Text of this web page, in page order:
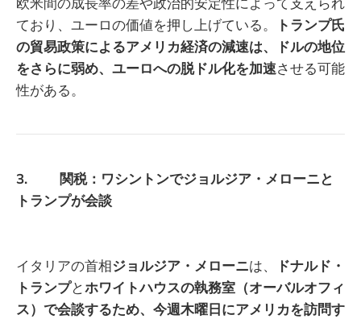
ており、ユーロの価値を押し上げている。
トランプ氏
の貿易政策によるアメリカ経済の減速は、ドルの地位
をさらに弱め、ユーロへの脱ドル化を加速させる可能
性がある。
3. 関税：ワシントンでジョルジア・メローニと
トランプが会談
イタリアの首相ジョルジア・メローニは、
ドナルド・
トランプとホワイトハウスの執務室（オーバルオフィ
ス）で会談するため、今週木曜日にアメリカを訪問す